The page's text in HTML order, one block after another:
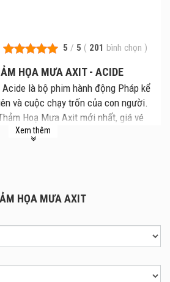
5 / 5 ( 201 bình chọn )
HỌA MƯA AXIT - ACIDE
là bộ phim hành động Pháp kể
và cuộc chạy trốn của con người.
Hoạ Mưa Axit mới nhất, giá vé
tiết tại rạp. Review phim và mua
Hoạ Mưa Axit là cuộc chạy đua
một gia đình nhằm trốn thoát
bất thường, thì mây mưa giống
Nhưng những đám mây kỳ lạ
lại đem tới cho con người sự huỷ
Xem thêm
HỌA MƯA AXIT